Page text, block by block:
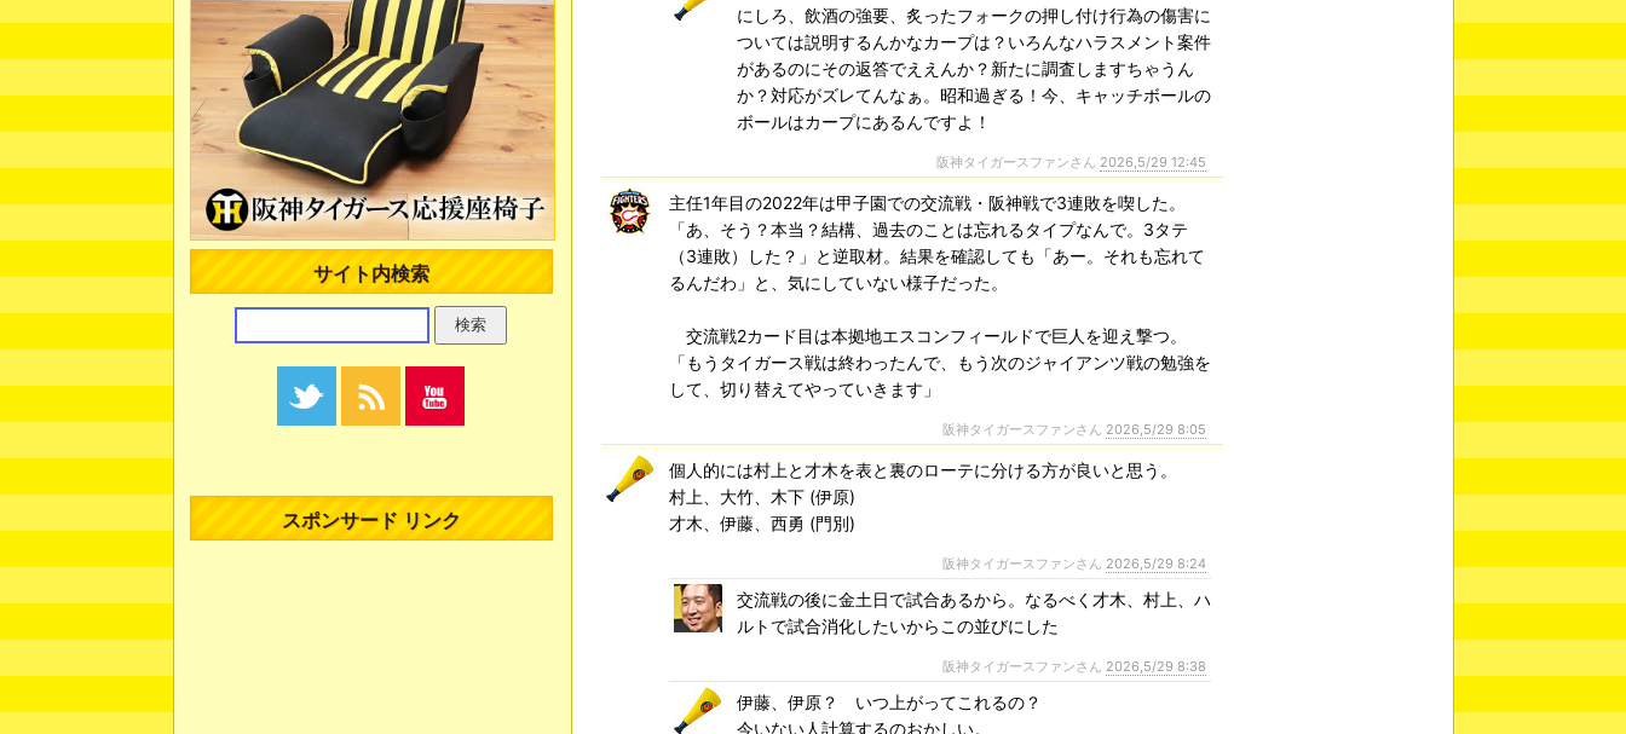
にしろ、飲酒の強要、炙ったフォークの押し付け行為の傷害に
ついては説明するんかなカープは？いろんなハラスメント案件
があるのにその返答でええんか？新たに調査しますちゃうん
か？対応がズレてんなぁ。昭和過ぎる！今、キャッチボールの
ボールはカープにあるんですよ！
阪神タイガースファンさん 2026,5/29 12:45
主任1年目の2022年は甲子園での交流戦・阪神戦で3連敗を喫した。
「あ、そう？本当？結構、過去のことは忘れるタイプなんで。3タテ
（3連敗）した？」と逆取材。結果を確認しても「あー。それも忘れて
るんだわ」と、気にしていない様子だった。
交流戦2カード目は本拠地エスコンフィールドで巨人を迎え撃つ。
「もうタイガース戦は終わったんで、もう次のジャイアンツ戦の勉強を
して、切り替えてやっていきます」
阪神タイガースファンさん 2026,5/29 8:05
個人的には村上と才木を表と裏のローテに分ける方が良いと思う。
村上、大竹、木下 (伊原)
才木、伊藤、西勇 (門別)
阪神タイガースファンさん 2026,5/29 8:24
交流戦の後に金土日で試合あるから。なるべく才木、村上、ハ
ルトで試合消化したいからこの並びにした
阪神タイガースファンさん 2026,5/29 8:38
伊藤、伊原？ いつ上がってこれるの？
今いない人計算するのおかしい。
サイト内検索
スポンサード リンク